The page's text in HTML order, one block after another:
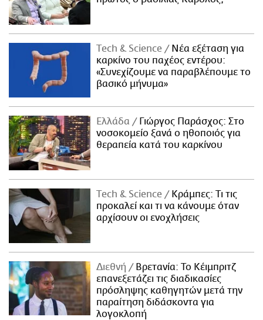
Τech & Science
Νέα εξέταση για
καρκίνο του παχέος εντέρου:
«Συνεχίζουμε να παραβλέπουμε το
βασικό μήνυμα»
Ελλάδα
Γιώργος Παράσχος: Στο
νοσοκομείο ξανά ο ηθοποιός για
θεραπεία κατά του καρκίνου
Τech & Science
Κράμπες: Τι τις
προκαλεί και τι να κάνουμε όταν
αρχίσουν οι ενοχλήσεις
Διεθνή
Βρετανία: Το Κέιμπριτζ
επανεξετάζει τις διαδικασίες
πρόσληψης καθηγητών μετά την
παραίτηση διδάσκοντα για
λογοκλοπή